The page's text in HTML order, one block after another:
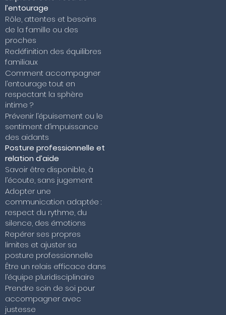
l’entourage
Rôle, attentes et besoins
de la famille ou des
proches
Redéfinition des équilibres
familiaux
Comment accompagner
l’entourage tout en
respectant la sphère
intime ?
Prévenir l’épuisement ou le
sentiment d’impuissance
des aidants
Posture professionnelle et
relation d’aide
Savoir être disponible, à
l’écoute, sans jugement
Adopter une
communication adaptée :
respect du rythme, du
silence, des émotions
Repérer ses propres
limites et ajuster sa
posture professionnelle
Être un relais efficace dans
l’équipe pluridisciplinaire
Prendre soin de soi pour
accompagner avec
justesse